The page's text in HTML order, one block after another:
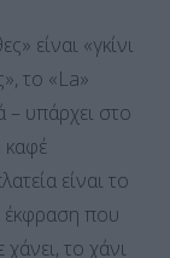
είναι «γκίνι
το «La»
– υπάρχει στο
καφέ
είναι το
έκφραση που
το χάνι